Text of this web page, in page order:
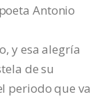
Antonio
y esa alegría
de su
periodo que va